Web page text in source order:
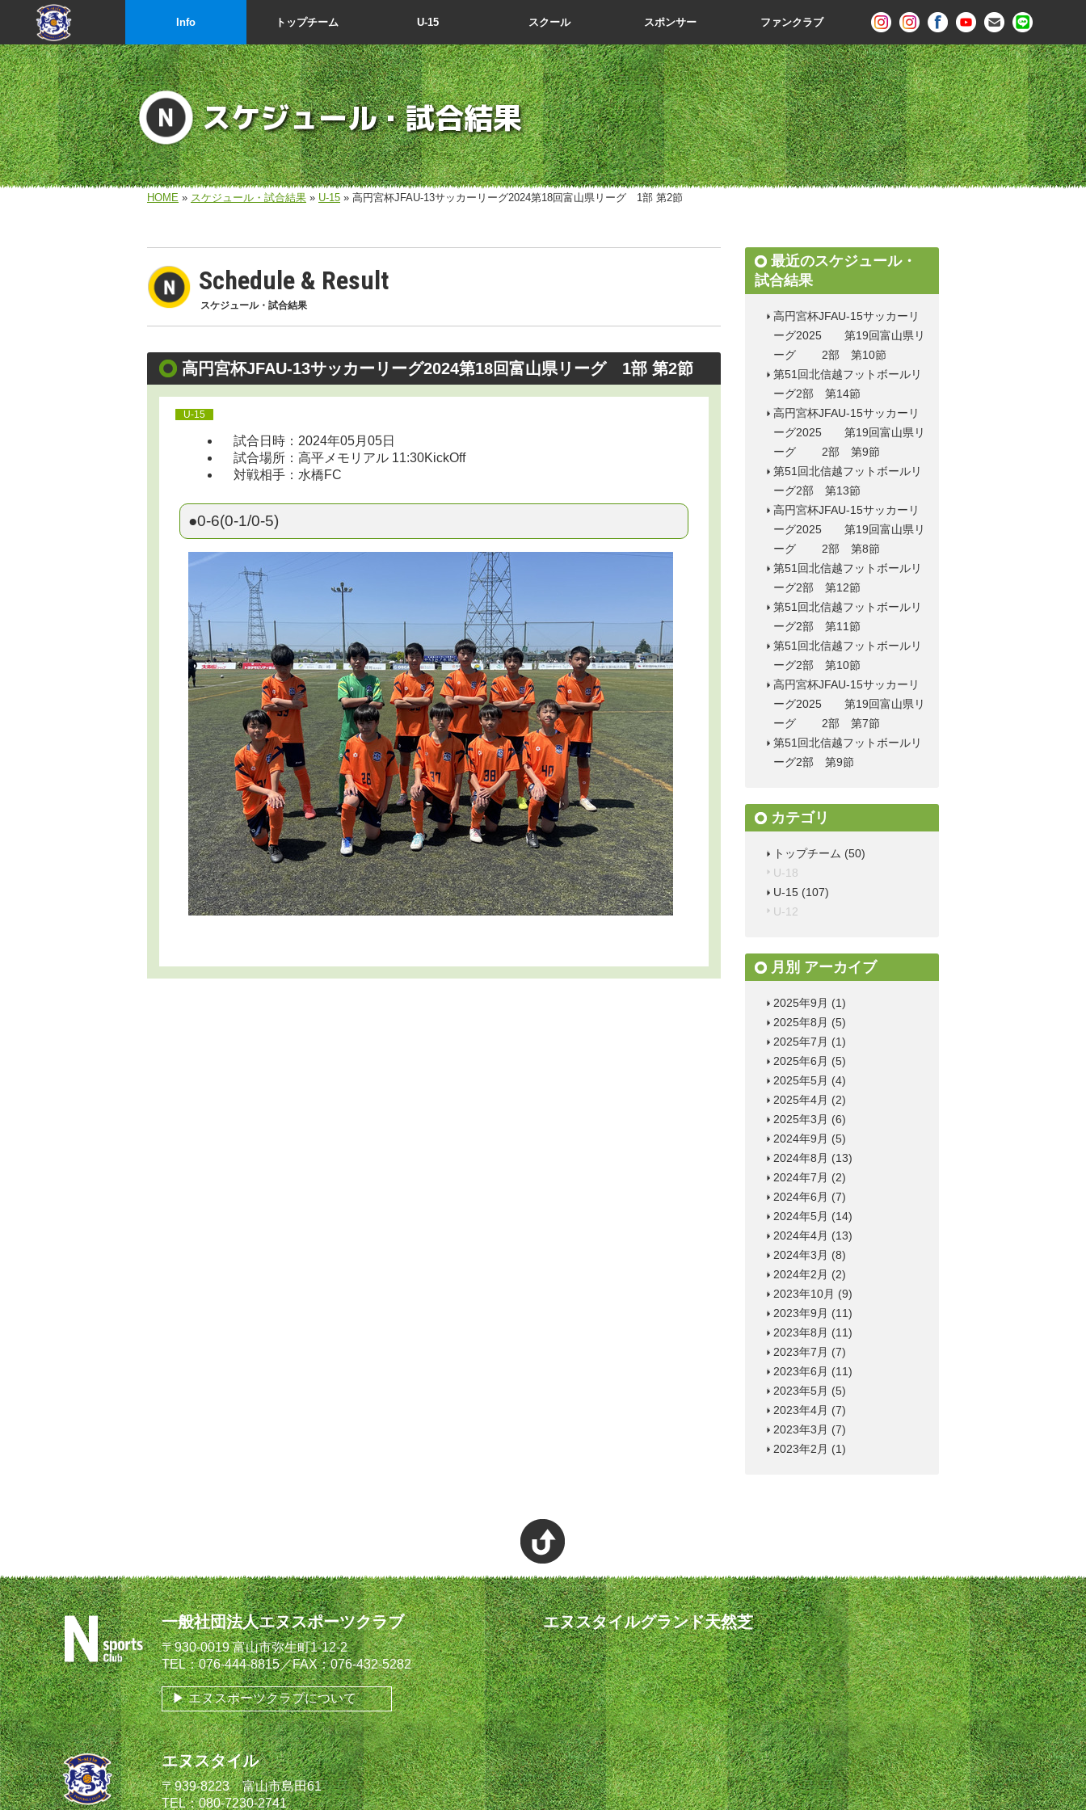
Info トップチーム U-15 スクール スポンサー ファンクラブ
スケジュール・試合結果
HOME » スケジュール・試合結果 » U-15 » 高円宮杯JFAU-13サッカーリーグ2024第18回富山県リーグ 1部 第2節
Schedule & Result
スケジュール・試合結果
高円宮杯JFAU-13サッカーリーグ2024第18回富山県リーグ 1部 第2節
U-15
試合日時：2024年05月05日
試合場所：高平メモリアル 11:30KickOff
対戦相手：水橋FC
●0-6(0-1/0-5)
最近のスケジュール・
試合結果
高円宮杯JFAU-15サッカーリ
ーグ2025 第19回富山県リ
ーグ 2部 第10節
第51回北信越フットボールリ
ーグ2部 第14節
高円宮杯JFAU-15サッカーリ
ーグ2025 第19回富山県リ
ーグ 2部 第9節
第51回北信越フットボールリ
ーグ2部 第13節
高円宮杯JFAU-15サッカーリ
ーグ2025 第19回富山県リ
ーグ 2部 第8節
第51回北信越フットボールリ
ーグ2部 第12節
第51回北信越フットボールリ
ーグ2部 第11節
第51回北信越フットボールリ
ーグ2部 第10節
高円宮杯JFAU-15サッカーリ
ーグ2025 第19回富山県リ
ーグ 2部 第7節
第51回北信越フットボールリ
ーグ2部 第9節
カテゴリ
トップチーム (50)
U-18
U-15 (107)
U-12
月別 アーカイブ
2025年9月 (1)
2025年8月 (5)
2025年7月 (1)
2025年6月 (5)
2025年5月 (4)
2025年4月 (2)
2025年3月 (6)
2024年9月 (5)
2024年8月 (13)
2024年7月 (2)
2024年6月 (7)
2024年5月 (14)
2024年4月 (13)
2024年3月 (8)
2024年2月 (2)
2023年10月 (9)
2023年9月 (11)
2023年8月 (11)
2023年7月 (7)
2023年6月 (11)
2023年5月 (5)
2023年4月 (7)
2023年3月 (7)
2023年2月 (1)
一般社団法人エヌスポーツクラブ
〒930-0019 富山市弥生町1-12-2
TEL：076-444-8815／FAX：076-432-5282
エヌスポーツクラブについて
エヌスタイル
〒939-8223 富山市島田61
TEL：080-7230-2741
エヌスタイルグランド天然芝